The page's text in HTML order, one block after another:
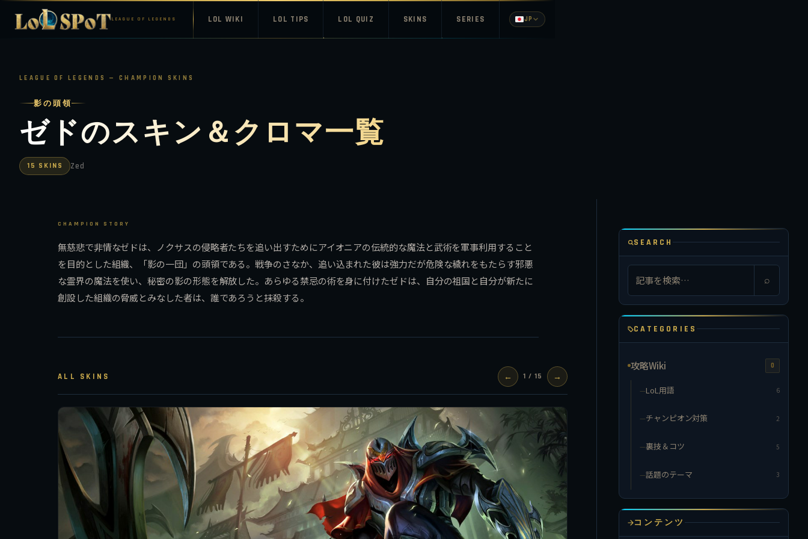
LEAGUE OF LEGENDS LOL WIKI LOL TIPS LOL QUIZ SKINS SERIES JP
LEAGUE OF LEGENDS — CHAMPION SKINS
影の頭領
ゼドのスキン＆クロマ一覧
15 SKINS Zed
CHAMPION STORY
無慈悲で非情なゼドは、ノクサスの侵略者たちを追い出すためにアイオニアの伝統的な魔法と武術を軍事利用すること
を目的とした組織、「影の一団」の頭領である。戦争のさなか、追い込まれた彼は強力だが危険な穢れをもたらす邪悪
な霊界の魔法を使い、秘密の影の形態を解放した。あらゆる禁忌の術を身に付けたゼドは、自分の祖国と自分が新たに
創設した組織の脅威とみなした者は、誰であろうと抹殺する。
ALL SKINS ← 1 / 15 →
SEARCH
⌕
CATEGORIES
攻略Wiki 0
LoL用語 6
チャンピオン対策 2
裏技＆コツ 5
話題のテーマ 3
コンテンツ